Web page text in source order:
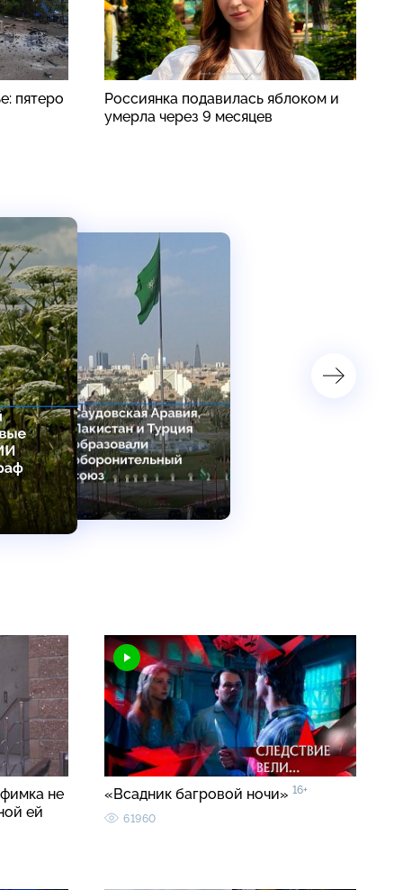
пятеро
Россиянка подавилась яблоком и
умерла через 9 месяцев
не
ей
«Всадник багровой ночи» 16+
61960